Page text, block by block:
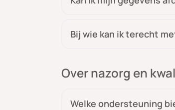
Bij wie kan ik terecht
Over nazorg en
Welke ondersteuning